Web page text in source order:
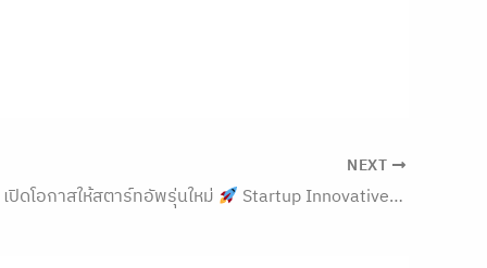
NEXT
ปิดโอกาสให้สตาร์ทอัพรุ่นใหม่ Startup Innovative Business Brotherhood 2026